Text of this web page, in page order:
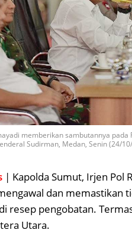
memberikan sambutannya
Sudirman, Medan, Senin (24/
| Kapolda Sumut, Irjen Pol
dan memastikan
resep pengobatan.
Utara.